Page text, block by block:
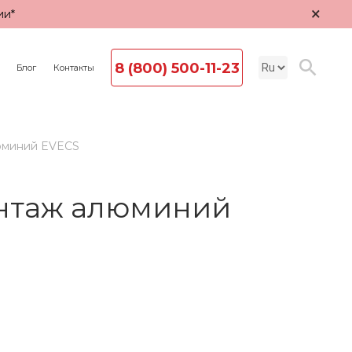
×
Блог Контакты 8 (800) 500-11-23
EVECS
алюминий